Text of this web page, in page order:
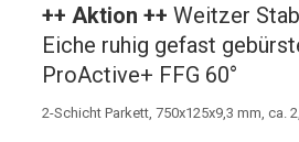
++ Aktion ++Weitzer
Eiche ruhig gefast
ProActive+ FFG 60°
2-Schicht Parkett, 750x125x9,3 mm, ca.